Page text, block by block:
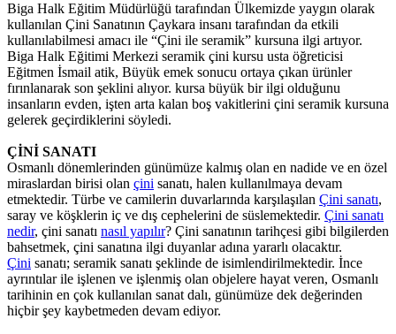
Biga Halk Eğitim Müdürlüğü tarafından Ülkemizde yaygın olarak
kullanılan Çini Sanatının Çaykara insanı tarafından da etkili
kullanılabilmesi amacı ile “Çini ile seramik” kursuna ilgi artıyor.
Biga Halk Eğitimi Merkezi seramik çini kursu usta öğreticisi
Eğitmen İsmail atik, Büyük emek sonucu ortaya çıkan ürünler
fırınlanarak son şeklini alıyor. kursa büyük bir ilgi olduğunu
insanların evden, işten arta kalan boş vakitlerini çini seramik kursuna
gelerek geçirdiklerini söyledi.
ÇİNİ SANATI
Osmanlı dönemlerinden günümüze kalmış olan en nadide ve en özel
miraslardan birisi olan çini sanatı, halen kullanılmaya devam
etmektedir. Türbe ve camilerin duvarlarında karşılaşılan Çini sanatı,
saray ve köşklerin iç ve dış cephelerini de süslemektedir. Çini sanatı
nedir, çini sanatı nasıl yapılır? Çini sanatının tarihçesi gibi bilgilerden
bahsetmek, çini sanatına ilgi duyanlar adına yararlı olacaktır.
Çini sanatı; seramik sanatı şeklinde de isimlendirilmektedir. İnce
ayrıntılar ile işlenen ve işlenmiş olan objelere hayat veren, Osmanlı
tarihinin en çok kullanılan sanat dalı, günümüze dek değerinden
hiçbir şey kaybetmeden devam ediyor.